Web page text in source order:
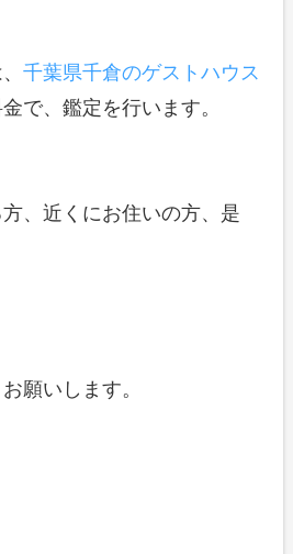
、千葉県千倉のゲストハウス
で、鑑定を行います。
、近くにお住いの方、是
願いします。